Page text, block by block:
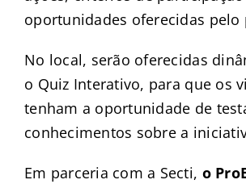
oportunidades oferecidas pelo
No local, serão oferecidas
o Quiz Interativo, para que os
tenham a oportunidade de
conhecimentos sobre a
Em parceria com a Secti, o